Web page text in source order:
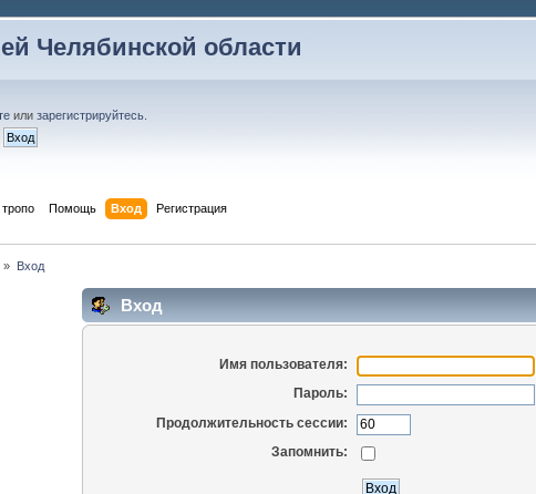
Челябинской области
илизарегистрируйтесь
Помощь Вход Регистрация
» Вход
Вход
Имя пользователя:
Пароль:
Продолжительность сессии:
Запомнить: